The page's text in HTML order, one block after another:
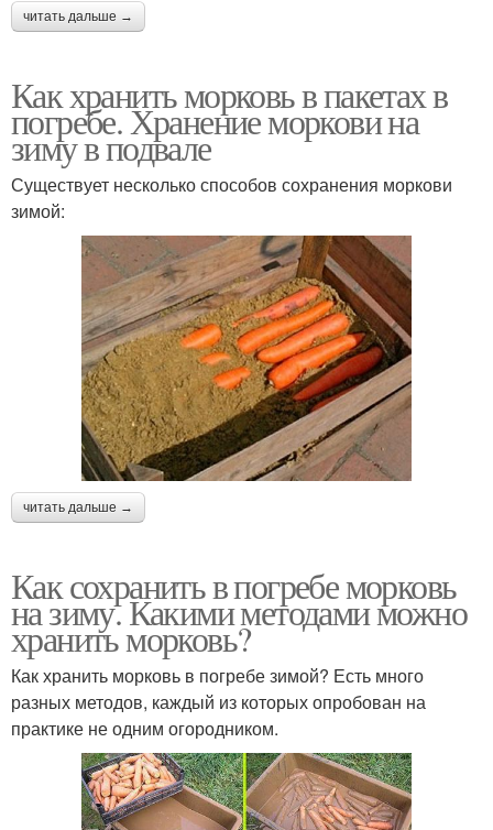
читать дальше →
Как хранить морковь в пакетах в
погребе. Хранение моркови на
зиму в подвале
Существует несколько способов сохранения моркови
зимой:
читать дальше →
Как сохранить в погребе морковь
на зиму. Какими методами можно
хранить морковь?
Как хранить морковь в погребе зимой? Есть много
разных методов, каждый из которых опробован на
практике не одним огородником.